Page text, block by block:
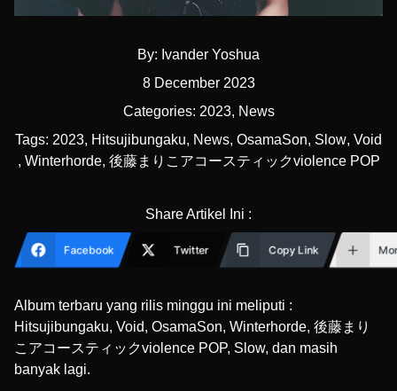
By: Ivander Yoshua
8 December 2023
Categories: 2023, News
Tags: 2023, Hitsujibungaku, News, OsamaSon, Slow, Void
, Winterhorde, 後藤まりこアコースティックviolence POP
Share Artikel Ini :
Facebook Twitter Copy Link
Album terbaru yang rilis minggu ini meliputi :
Hitsujibungaku, Void, OsamaSon, Winterhorde, 後藤まり
こアコースティックviolence POP, Slow, dan masih
banyak lagi.